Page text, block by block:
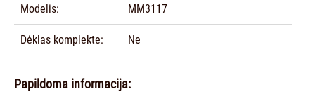
Modelis: MM3117
Dėklas komplekte: Ne
Papildoma informacija: